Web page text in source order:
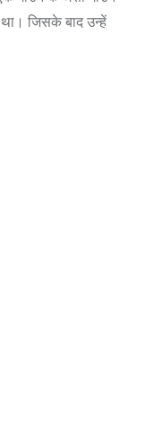
जिसके बाद उन्हें